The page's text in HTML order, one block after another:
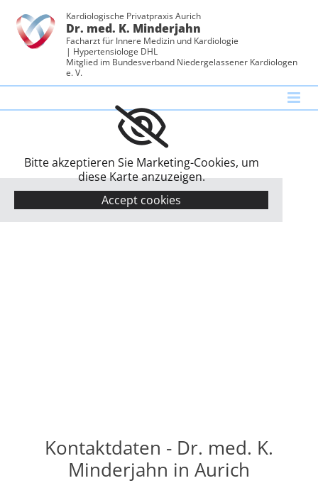
Kardiologische Privatpraxis Aurich
Dr. med. K. Minderjahn
Facharzt für Innere Medizin und Kardiologie
| Hypertensiologe DHL
Mitglied im Bundesverband Niedergelassener Kardiologen
e. V.
Bitte akzeptieren Sie Marketing-Cookies, um
diese Karte anzuzeigen.
Accept cookies
Kontaktdaten - Dr. med. K.
Minderjahn in Aurich